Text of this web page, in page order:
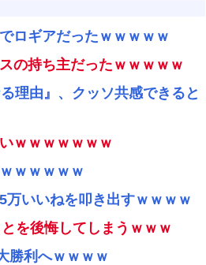
ロギアだったｗｗｗｗｗ
の持ち主だったｗｗｗｗｗ
理由』、クッソ共感できると
ｗｗｗｗｗｗｗ
ｗｗｗｗｗ
いいねを叩き出すｗｗｗｗ
を後悔してしまうｗｗｗ
勝利へｗｗｗｗ